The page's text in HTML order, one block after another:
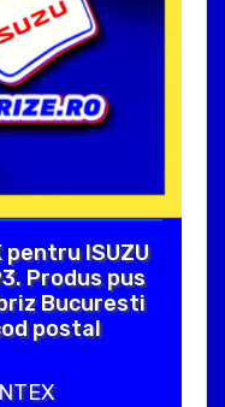
pentru ISUZU
Produs pus
Bucuresti
postal